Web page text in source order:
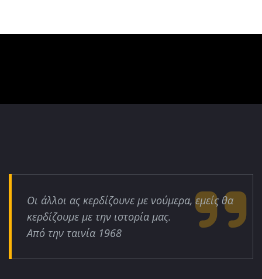
Οι άλλοι ας κερδίζουνε με νούμερα, εμείς θα
κερδίζουμε με την ιστορία μας.
Από την ταινία 1968